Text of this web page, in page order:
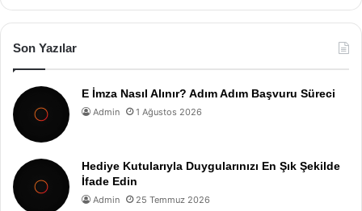
Son Yazılar
E İmza Nasıl Alınır? Adım Adım Başvuru Süreci
Admin 1 Ağustos 2026
Hediye Kutularıyla Duygularınızı En Şık Şekilde
İfade Edin
Admin 25 Temmuz 2026